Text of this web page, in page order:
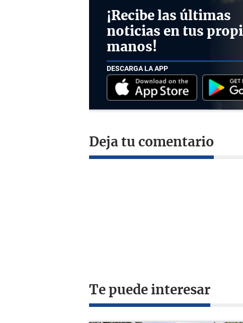
¡Recibe las últimas
noticias en tus
manos!
DESCARGA LA APP
Deja tu comentario
Te puede interesar